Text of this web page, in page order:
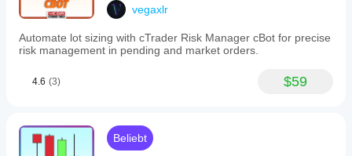
considerations,
levels,
and
abbreviations
Supported
alert
vegaxlr
Automate lot sizing with cTrader Risk Manager cBot for precise
risk management in pending and market orders.
4.6 (3) $59
Beliebt